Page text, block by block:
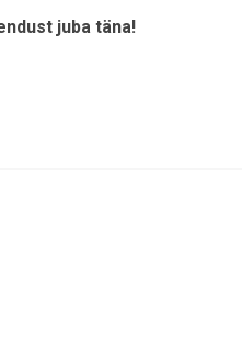
juba täna!